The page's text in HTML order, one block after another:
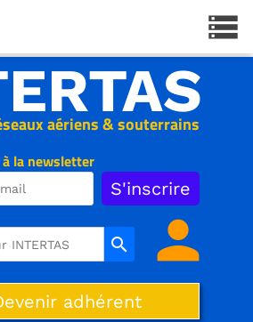
la newsletter
aériens & souterrains
search person
adhérent
storage